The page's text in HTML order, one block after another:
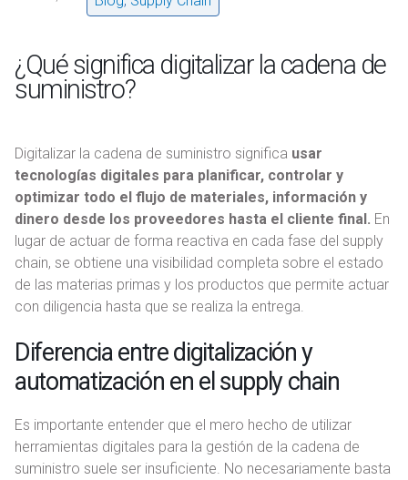
¿Qué significa digitalizar la cadena de
suministro?
Digitalizar la cadena de suministro significa usar
tecnologías digitales para planificar, controlar y
optimizar todo el flujo de materiales, información y
dinero desde los proveedores hasta el cliente final. En
lugar de actuar de forma reactiva en cada fase del supply
chain, se obtiene una visibilidad completa sobre el estado
de las materias primas y los productos que permite actuar
con diligencia hasta que se realiza la entrega.
Diferencia entre digitalización y
automatización en el supply chain
Es importante entender que el mero hecho de utilizar
herramientas digitales para la gestión de la cadena de
suministro suele ser insuficiente. No necesariamente basta